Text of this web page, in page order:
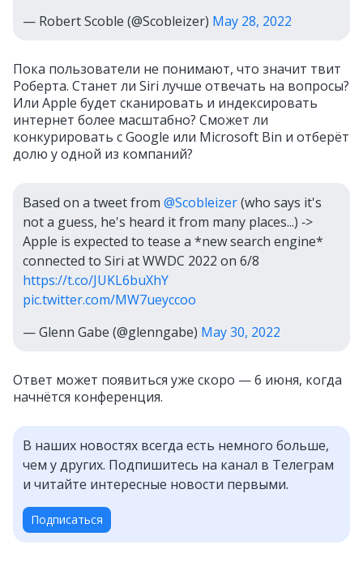
— Robert Scoble (@Scobleizer) May 28, 2022
Пока пользователи не понимают, что значит твит
Роберта. Станет ли Siri лучше отвечать на вопросы?
Или Apple будет сканировать и индексировать
интернет более масштабно? Сможет ли
конкурировать с Google или Microsoft Bin и отберёт
долю у одной из компаний?
Based on a tweet from @Scobleizer(who says it's
not a guess, he's heard it from many places...) ‑>
Apple is expected to tease a *new search engine*
connected to Siri at WWDC 2022 on 6/8
https://t.co/JUKL6buXhY
pic.twitter.com/MW7ueyccoo
— Glenn Gabe (@glenngabe) May 30, 2022
Ответ может появиться уже скоро — 6 июня, когда
начнётся конференция.
В наших новостях всегда есть немного больше,
чем у других. Подпишитесь на канал в Телеграм
и читайте интересные новости первыми.
Подписаться